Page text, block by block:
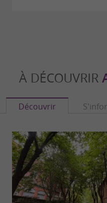
À DÉCOUVRIR
Découvrir